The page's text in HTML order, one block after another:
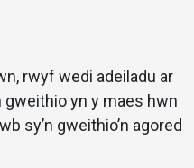
rwyf wedi adeiladu ar
yn y maes hwn
sy’n gweithio’n agored